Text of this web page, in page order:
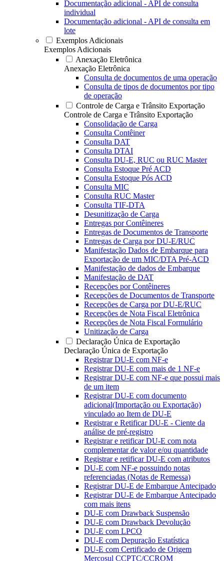
Documentação adicional - API de consulta
individual
Documentação adicional - API de consulta em
lote
Exemplos Adicionais
Exemplos Adicionais
Anexação Eletrônica
Anexação Eletrônica
Consulta de documentos de uma operação
Consulta de tipos de documentos por tipo
de operação
Controle de Carga e Trânsito Exportação
Controle de Carga e Trânsito Exportação
Consolidação de Carga
Consulta Contêiner
Consulta DAT
Consulta DTAI
Consulta DU-E, RUC ou RUC Master
Consulta Estoque Pré ACD
Consulta Estoque Pós ACD
Consulta MIC
Consulta RUC Master
Consulta TIF-DTA
Desunitização de Carga
Entregas por Contêineres
Entregas de Documentos de Transporte
Entregas de Carga por DU-E/RUC
Manifestação Dados de Embarque para
Exportação de um MIC/DTA Pré-ACD
Manifestação de dados de Embarque
Manifestação de DAT
Recepções por Contêineres
Recepções de Documentos de Transporte
Recepções de Carga por DU-E/RUC
Recepções de Nota Fiscal Eletrônica
Recepções de Nota Fiscal Formulário
Unitização de Carga
Declaração Única de Exportação
Declaração Única de Exportação
Registrar DU-E com NF-e
Registrar DU-E com mais de 1 NF-e
Registrar DU-E com NF-e que possui mais
de um item
Registrar DU-E com documento
adicional(Importação ou Exportação)
vinculado ao Item de DU-E
Registrar e Retificar DU-E - Ciente da
análise de pré-registro
Registrar e retificar DU-E com nota
complementar de valor e/ou quantidade
Registrar e retificar DU-E com atributos
DU-E com NF-e possuindo notas
referenciadas (Notas de Remessa)
Registrar DU-E de Embarque Antecipado
Registrar DU-E de Embarque Antecipado
com mais itens
DU-E com Drawback Suspensão
DU-E com Drawback Devolução
DU-E com LPCO
DU-E com Depuração Estatística
DU-E com Certificado de Origem
Mercosul CCPTC/CCROM